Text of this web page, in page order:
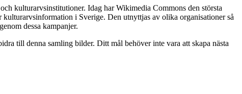
kulturarvsinstitutioner. Idag har Wikimedia Commons den största
i Sverige. Den utnyttjas av olika organisationer så
dessa kampanjer.
till denna samling bilder. Ditt mål behöver inte vara att skapa nästa